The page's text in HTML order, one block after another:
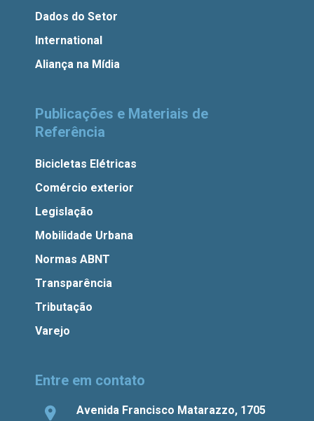
Dados do Setor
International
Aliança na Mídia
Publicações e Materiais de
Referência
Bicicletas Elétricas
Comércio exterior
Legislação
Mobilidade Urbana
Normas ABNT
Transparência
Tributação
Varejo
Entre em contato
Avenida Francisco Matarazzo, 1705